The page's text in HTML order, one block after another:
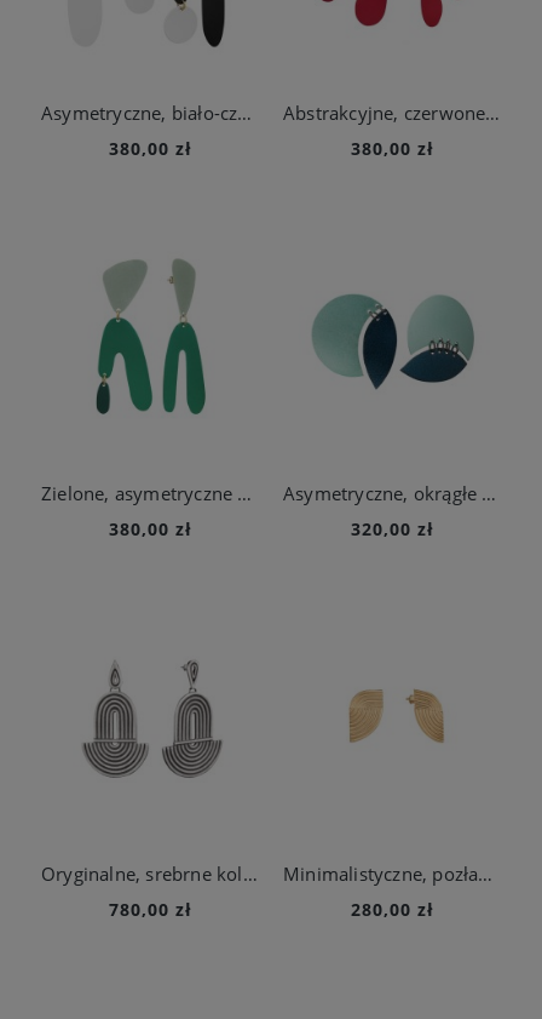
Asymetryczne, biało-czarne kolczyki z kolekcji Tache
380,00 zł
Abstrakcyjne, czerwone kolczyki z kolekcji Tache
380,00 zł
Zielone, asymetryczne kolczyki z kolekcji Tache
380,00 zł
Asymetryczne, okrągłe kolczyki z kolekcji Tache
320,00 zł
Oryginalne, srebrne kolczyki na sztyft z kolekcji Holos
780,00 zł
Minimalistyczne, pozłacane kolczyki na sztyft z kolekcji Holos
280,00 zł